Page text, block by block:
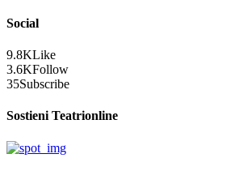
Social
9.8KLike
3.6KFollow
35Subscribe
Sostieni Teatrionline